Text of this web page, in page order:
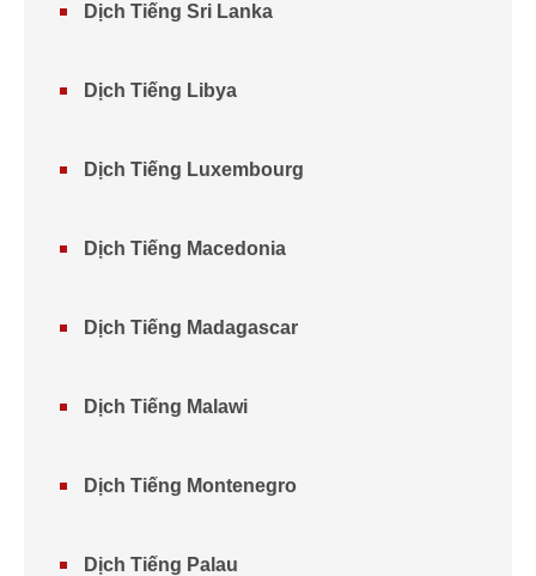
Dịch Tiếng Sri Lanka
Dịch Tiếng Libya
Dịch Tiếng Luxembourg
Dịch Tiếng Macedonia
Dịch Tiếng Madagascar
Dịch Tiếng Malawi
Dịch Tiếng Montenegro
Dịch Tiếng Palau